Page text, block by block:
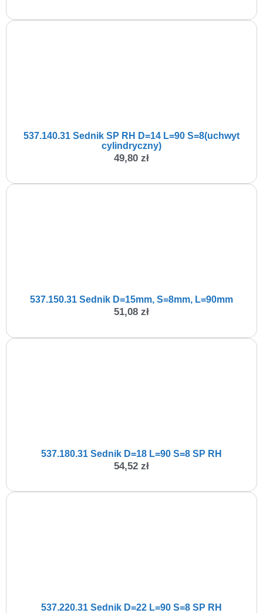
537.140.31 Sednik SP RH D=14 L=90 S=8(uchwyt
cylindryczny)
49,80 zł
537.150.31 Sednik D=15mm, S=8mm, L=90mm
51,08 zł
537.180.31 Sednik D=18 L=90 S=8 SP RH
54,52 zł
537.220.31 Sednik D=22 L=90 S=8 SP RH